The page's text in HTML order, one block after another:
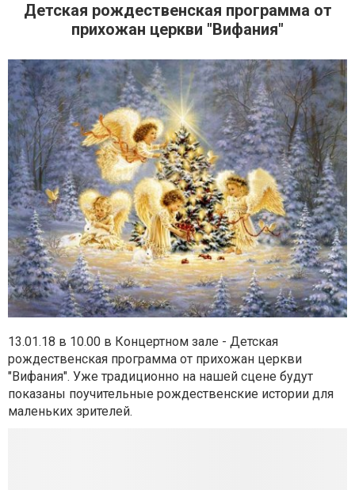
Детская рождественская программа от
прихожан церкви "Вифания"
13.01.18 в 10.00 в Концертном зале - Детская
рождественская программа от прихожан церкви
"Вифания". Уже традиционно на нашей сцене будут
показаны поучительные рождественские истории для
маленьких зрителей.